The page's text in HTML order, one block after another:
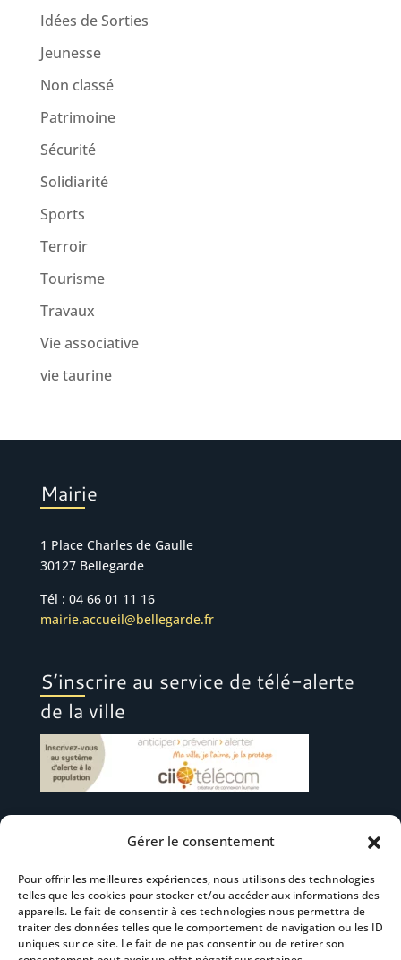
Gérer le consentement
Pour offrir les meilleures expériences, nous utilisons des technologies
telles que les cookies pour stocker et/ou accéder aux informations des
appareils. Le fait de consentir à ces technologies nous permettra de
traiter des données telles que le comportement de navigation ou les ID
uniques sur ce site. Le fait de ne pas consentir ou de retirer son
Idées de Sorties
Jeunesse
Non classé
Patrimoine
Sécurité
Solidiarité
Sports
Terroir
Tourisme
Travaux
Vie associative
vie taurine
Mairie
1 Place Charles de Gaulle
30127 Bellegarde
Tél : 04 66 01 11 16
mairie.accueil@bellegarde.fr
S’inscrire au service de télé-alerte
de la ville
Suivez-nous